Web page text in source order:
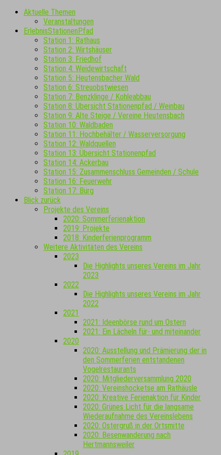
Aktuelle Themen
Veranstaltungen
ErlebnisStationenPfad
Station 1: Rathaus
Station 2: Wirtshäuser
Station 3: Friedhof
Station 4: Weidewirtschaft
Station 5: Heutensbacher Wald
Station 6: Streuobstwiesen
Station 7: Benzklinge / Kohleabbau
Station 8: Übersicht Stationenpfad / Weinbau
Station 9: Alte Steige / Vereine Heutensbach
Station 10: Waldbaden
Station 11: Hochbehälter / Wasserversorgung
Station 12: Waldquellen
Station 13: Übersicht Stationenpfad
Station 14: Ackerbau
Station 15: Zusammenschluss Gemeinden / Schule
Station 16: Feuerwehr
Station 17: Bürg
Blick zurück
Projekte des Vereins
2020: Sommerferienaktion
2019: Projekte
2018: Kinderferienprogramm
Weitere Aktivitäten des Vereins
2023
Die Highlights unseres Vereins im Jahr
2023
2022
Die Highlights unseres Vereins im Jahr
2022
2021
2021: Ideenbörse rund um Ostern
2021: Ein Lächeln für- und miteinander
2020
2020: Ausstellung und Prämierung der in
den Sommerferien entstandenen
Vogelrestaurants
2020: Mitgliederversammlung 2020
2020: Vereinshocketse am Rathäusle
2020: Kreative Ferienaktion für Kinder
2020: Grünes Licht für die langsame
Wiederaufnahme des Vereinslebens
2020: Ostergruß in der Ortsmitte
2020: Besenwanderung nach
Hertmannsweiler